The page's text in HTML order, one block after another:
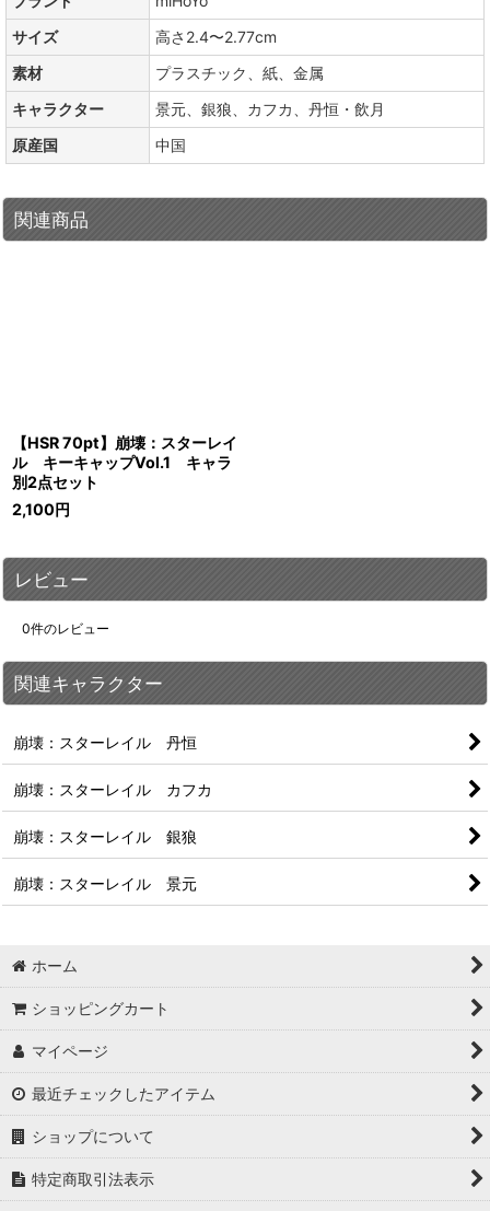
サイズ
高さ2.4〜2.77cm
素材
プラスチック、紙、金属
キャラクター
景元、銀狼、カフカ、丹恒・飲月
原産国
中国
関連商品
【HSR 70pt】崩壊：スターレイ
ル キーキャップVol.1 キャラ
別2点セット
2,100円
レビュー
0件のレビュー
関連キャラクター
崩壊：スターレイル 丹恒
崩壊：スターレイル カフカ
崩壊：スターレイル 銀狼
崩壊：スターレイル 景元
ホーム
ショッピングカート
マイページ
最近チェックしたアイテム
ショップについて
特定商取引法表示